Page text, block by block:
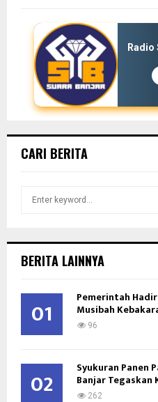
Radio
CARI BERITA
h
o
BERITA LAINNYA
01 Pemerintah
Musibah
96
02 Syukuran Panen
Banjar Tegaskan
262